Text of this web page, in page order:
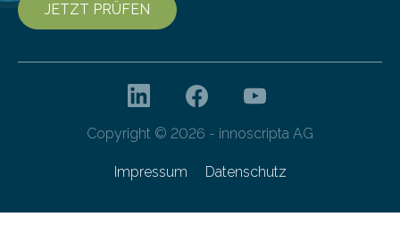
JETZT PRÜFEN
Copyright © 2026 - innoscripta AG
Impressum Datenschutz